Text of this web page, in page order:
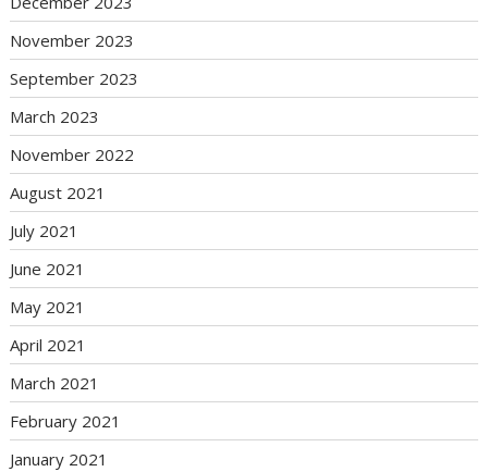
November 2023
September 2023
March 2023
November 2022
August 2021
July 2021
June 2021
May 2021
April 2021
March 2021
February 2021
January 2021